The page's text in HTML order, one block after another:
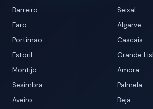
Barreiro
Seixal
Faro
Algarve
Portimão
Cascais
Estoril
Grande
Montijo
Amora
Sesimbra
Palmela
Aveiro
Beja